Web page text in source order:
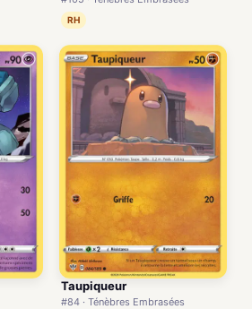
RH
Taupiqueur
#84 · Ténèbres Embrasées